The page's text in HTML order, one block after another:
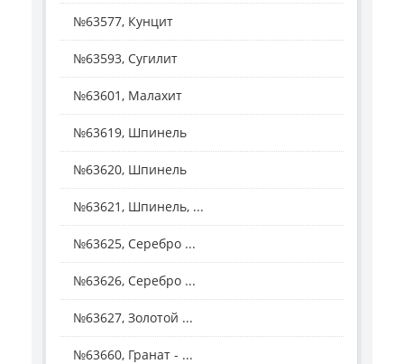
№63577, Кунцит
№63593, Сугилит
№63601, Малахит
№63619, Шпинель
№63620, Шпинель
№63621, Шпинель, ...
№63625, Серебро ...
№63626, Серебро ...
№63627, Золотой ...
№63660, Гранат - ...